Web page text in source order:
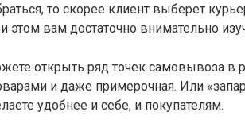
то скорее клиент выберет
этом вам достаточно внимательно
открыть ряд точек самовывоза в
и даже примерочная. Или
удобнее и себе, и покупателям.